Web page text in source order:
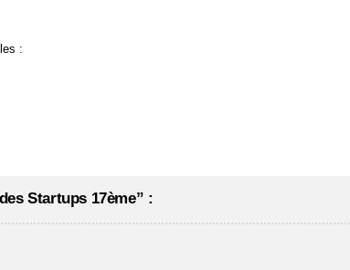
:
Startups 17ème” :